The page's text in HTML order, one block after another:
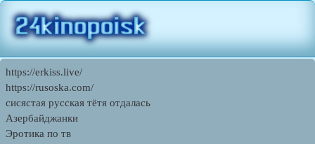
https://erkiss.live/
https://rusoska.com/
сисястая русская тётя отдалась
Азербайджанки
Эротика по тв